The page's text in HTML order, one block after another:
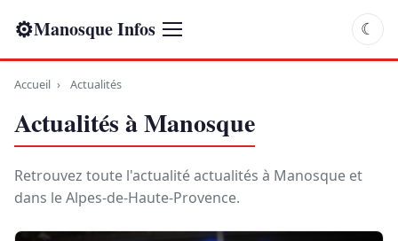
⚙Manosque Infos ☾
Accueil › Actualités
Actualités à Manosque
Retrouvez toute l'actualité actualités à Manosque et
dans le Alpes-de-Haute-Provence.